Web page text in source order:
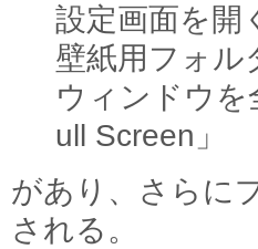
設定画面を開
壁紙用フォル
ウィンドウ
ull Screen」
があり、さらに
される。